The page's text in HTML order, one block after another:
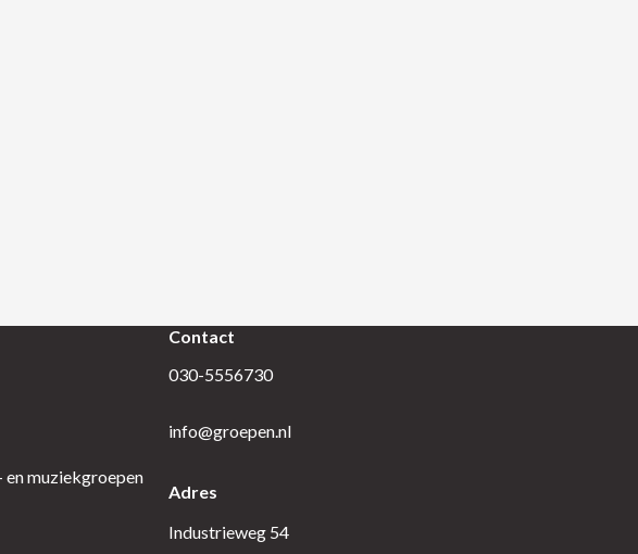
muziekgroepen
Contact
030-5556730
info@groepen.nl
Adres
Industrieweg 54